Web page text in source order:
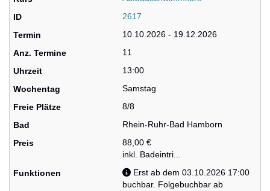
2617
10.10.2026 - 19.12.2026
11
13:00
Samstag
8/8
Rhein-Ruhr-Bad Hamborn
88,00 €
inkl. Badeintri...
Erst ab dem 03.10.2026 17:00
buchbar. Folgebuchbar ab